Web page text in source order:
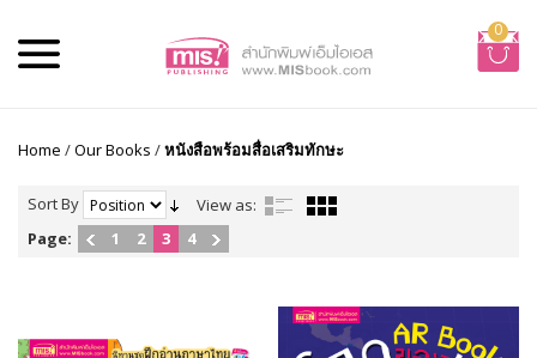
0
Home /Our Books /หนังสือพร้อมสื่อเสริมทักษะ
Sort By
View as:
Page:
1 2 3 4